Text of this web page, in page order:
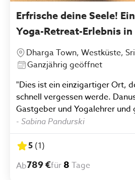
Erfrische deine Seele!
Yoga-Retreat-Erlebnis
Dharga Town, Westküste,
Ganzjährig geöffnet
"Dies ist ein einzigartiger Ort,
schnell vergessen werde.
Gastgeber und Yogalehrer
seiner Familie und seinen
dafür, dass sich seine Gäste
Es war nicht irgendein Retreat,
Die Yogastunden werden je
- Sabina Pandurski
5 (1)
Ab789 €für 8 Tage